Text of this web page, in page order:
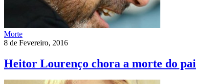
Morte
8 de Fevereiro, 2016
Heitor Lourenço chora a morte do pai